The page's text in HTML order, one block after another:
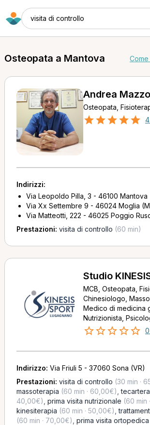
visita di controllo
Osteopata a Mantova Come
Andrea
Osteopata,
Indirizzi:
Via Leopoldo Pilla, 3 - 46100 Mantova
Via Xx Settembre 9 - 46024 Moglia
Via Matteotti, 222 - 46025 Poggio
Prestazioni: visita di controllo (60 min)
Studio
MCB, Osteopata,
Chinesiologo,
Medico di medicina
Nutrizionista,
Indirizzo: Via Friuli 5 - 37060 Sona (VR)
Prestazioni: visita di controllo (30 min ·
massoterapia (60 min · 60,00€) ,
40,00€) prima visita nutrizionale (60 min
kinesiterapia (60 min · 50,00€) ,
(60 min · 70,00€) prima visita ortopedica